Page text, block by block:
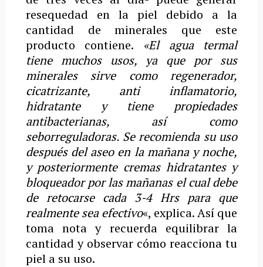
resequedad en la piel debido a la
cantidad de minerales que este
producto contiene. «El agua termal
tiene muchos usos, ya que por sus
minerales sirve como regenerador,
cicatrizante, anti inflamatorio,
hidratante y tiene propiedades
antibacterianas, así como
seborreguladoras. Se recomienda su uso
después del aseo en la mañana y noche,
y posteriormente cremas hidratantes y
bloqueador por las mañanas el cual debe
de retocarse cada 3-4 Hrs para que
realmente sea efectivo«, explica. Así que
toma nota y recuerda equilibrar la
cantidad y observar cómo reacciona tu
piel a su uso.